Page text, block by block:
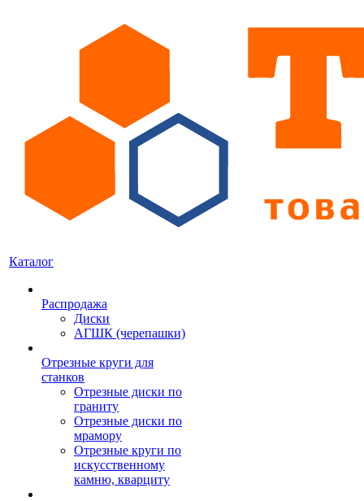
Каталог
Распродажа
Диски
АГШК (черепашки)
Отрезные круги для
станков
Отрезные диски по
граниту
Отрезные диски по
мрамору
Отрезные круги по
искусственному
камню, кварциту